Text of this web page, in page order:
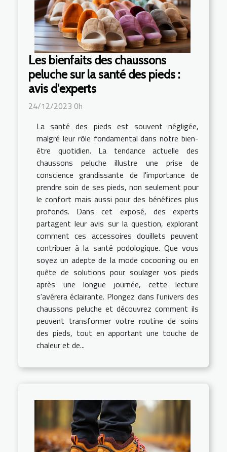
Les bienfaits des chaussons
peluche sur la santé des pieds :
avis d'experts
24/12/2023 0h
La santé des pieds est souvent négligée,
malgré leur rôle fondamental dans notre bien-
être quotidien. La tendance actuelle des
chaussons peluche illustre une prise de
conscience grandissante de l'importance de
prendre soin de ses pieds, non seulement pour
le confort mais aussi pour des bénéfices plus
profonds. Dans cet exposé, des experts
partagent leur avis sur la question, explorant
comment ces accessoires douillets peuvent
contribuer à la santé podologique. Que vous
soyez un adepte de la mode cocooning ou en
quête de solutions pour soulager vos pieds
après une longue journée, cette lecture
s'avérera éclairante. Plongez dans l'univers des
chaussons peluche et découvrez comment ils
peuvent transformer votre routine de soins
des pieds, tout en apportant une touche de
chaleur et de...